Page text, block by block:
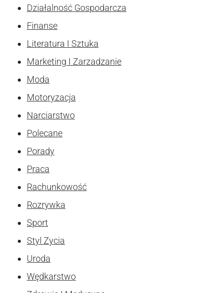
Działalność Gospodarcza
Finanse
Literatura I Sztuka
Marketing I Zarzadzanie
Moda
Motoryzacja
Narciarstwo
Polecane
Porady
Praca
Rachunkowość
Rozrywka
Sport
Styl Zycia
Uroda
Wędkarstwo